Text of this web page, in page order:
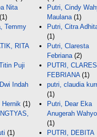
Nita
(1)
Temmy
RITA
Puji
Indah
Hernik (1)
(1)
Putri, Cindy
Maulana (1)
Putri, Citra
(1)
Putri, Claresta
Febriana (2)
PUTRI,
FEBRIANA(1)
putri, claudia
(1)
Putri, Dear Eka
Anugerah
(1)
PUTRI, DEBITA